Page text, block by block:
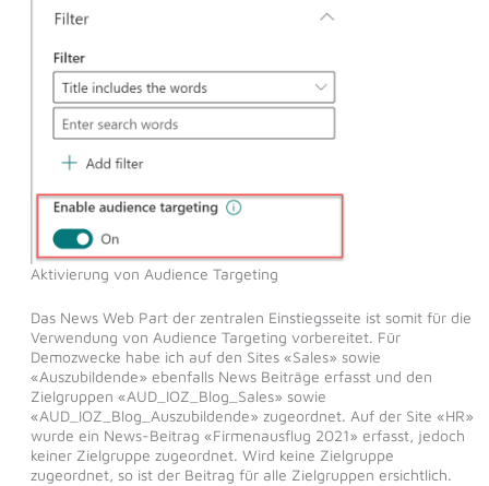
Aktivierung von Audience Targeting
Das News Web Part der zentralen Einstiegsseite ist somit für die
Verwendung von Audience Targeting vorbereitet. Für
Demozwecke habe ich auf den Sites «Sales» sowie
«Auszubildende» ebenfalls News Beiträge erfasst und den
Zielgruppen «AUD_IOZ_Blog_Sales» sowie
«AUD_IOZ_Blog_Auszubildende» zugeordnet. Auf der Site «HR»
wurde ein News-Beitrag «Firmenausflug 2021» erfasst, jedoch
keiner Zielgruppe zugeordnet. Wird keine Zielgruppe
zugeordnet, so ist der Beitrag für alle Zielgruppen ersichtlich.